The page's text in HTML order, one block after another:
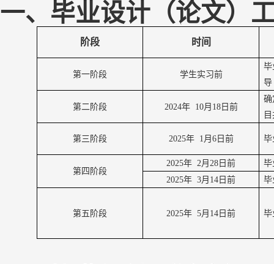
一、毕业设计（论文）
阶段 时间
第一阶段 学生实习前
毕
导
第二阶段 2024年 10月 18日前
确
第三阶段 2025年 1月 6日前 毕
第四阶段
2025年 2月 28 日前
毕
2025年 3月 14 日前 毕
第五阶段 2025年 5月 14 日前 毕